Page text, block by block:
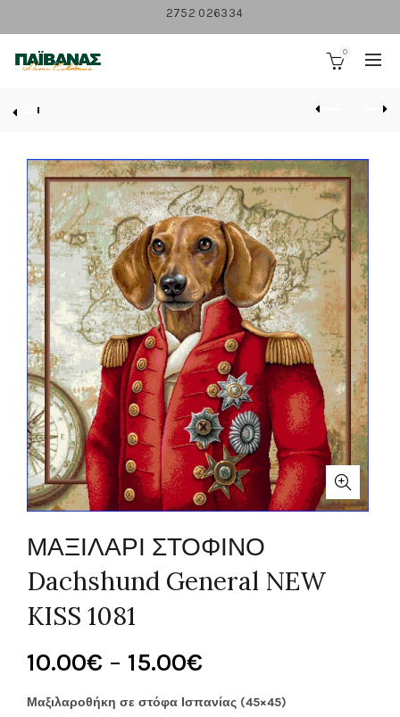
2752 026334
0
ΜΑΞΙΛΑΡΙ ΣΤΟΦΙΝΟ
Dachshund General NEW
KISS 1081
10.00€ – 15.00€
range:
Μαξιλαροθήκη σε στόφα Ισπανίας (45×45)